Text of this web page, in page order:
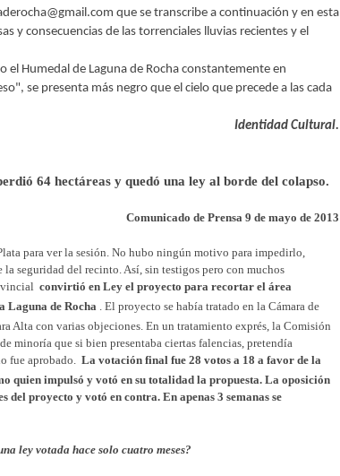
que se transcribe a continuación y en esta
y consecuencias de las torrenciales lluvias recientes y el
el Humedal de Laguna de Rocha constantemente en
se presenta más negro que el cielo que precede a las cada
Identidad Cultural.
64 hectáreas y quedó una ley al borde del colapso.
Comunicado de Prensa 9 de mayo de 2013
para ver la sesión. No hubo ningún motivo para impedirlo,
seguridad del recinto. Así, sin testigos pero con muchos
convirtió en Ley el proyecto para recortar el área
Laguna de Rocha . El proyecto se había tratado en la Cámara de
Alta con varias objeciones. En un tratamiento exprés, la Comisión
minoría que si bien presentaba ciertas falencias, pretendía
fue aprobado. La votación final fue 28 votos a 18 a favor de la
quien impulsó y votó en su totalidad la propuesta. La oposición
del proyecto y votó en contra. En apenas 3 semanas se
ley votada hace solo cuatro meses?